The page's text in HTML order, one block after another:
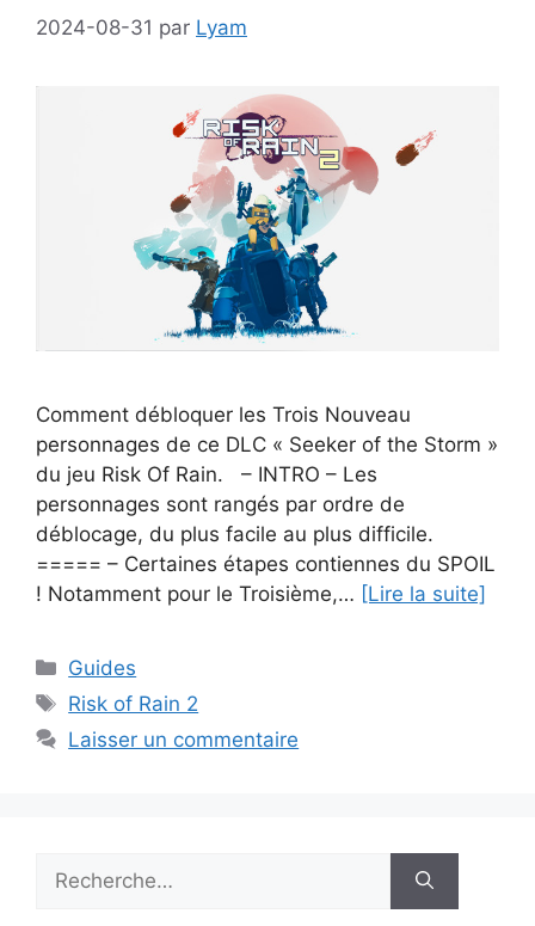
2024-08-31 par Lyam
Comment débloquer les Trois Nouveau
personnages de ce DLC « Seeker of the Storm »
du jeu Risk Of Rain. – INTRO – Les
personnages sont rangés par ordre de
déblocage, du plus facile au plus difficile.
===== – Certaines étapes contiennes du SPOIL
! Notamment pour le Troisième,… [Lire la suite]
Catégories
Guides
Étiquettes
Risk of Rain 2
Laisser un commentaire